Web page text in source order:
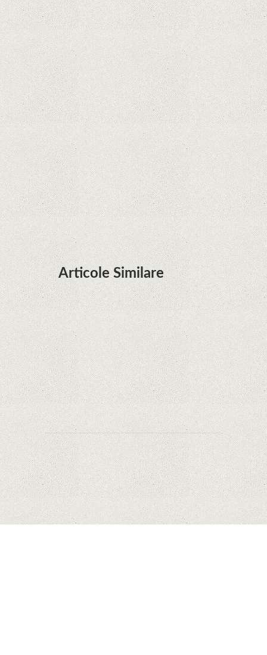
Dota Anime venind la Netflix în această lună de
la Legenda Korra Studio Mir
Curtea Supremă reglementează în favoarea
Google în Oracle Java Fight
Zvon: aplicațiile Google nu se mai pot instala pe
terminalele Huawei cu procesoare Kirin
Huawei P50 primeşte o posibilă dată de lansare
şi e mai curând decât credeam; Are cameră
telephoto cu zoom optic variabil
Articole Similare